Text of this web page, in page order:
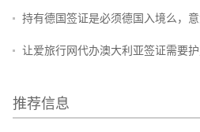
持有德国签证是必须德国入境么，
让爱旅行网代办澳大利亚签证需要护
推荐信息